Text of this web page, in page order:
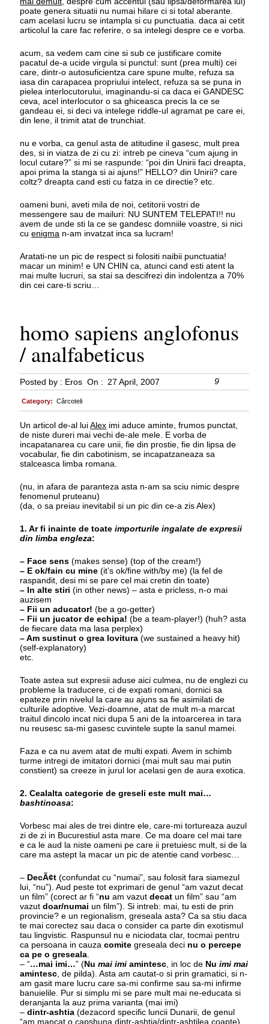
poate genera situatii nu numai hilare ci si total aberante.
cam acelasi lucru se intampla si cu punctuatia. daca ai cetit
articolul la care fac referire, o sa intelegi despre ce e vorba.
acum, sa vedem cam cine si sub ce justificare comite
pacatul de-a ucide virgula si punctul: sunt (prea multi) cei
care, dintr-o autosuficientza care spune multe, refuza sa
iasa din carapacea propriului intelect, refuza sa se puna in
pielea interlocutorului, imaginandu-si ca daca ei GANDESC
ceva, acel interlocutor o sa ghiceasca precis la ce se
gandeau ei, si deci va intelege riddle-ul agramat pe care ei,
din lene, il trimit atat de trunchiat.
nu e vorba, ca genul asta de atitudine il gasesc, mult prea
des, si in viatza de zi cu zi: intreb pe cineva “cum ajung in
locul cutare?” si mi se raspunde: “poi din Unirii faci dreapta,
apoi prima la stanga si ai ajuns!” HELLO? din Unirii? care
coltz? dreapta cand esti cu fatza in ce directie? etc.
oameni buni, aveti mila de noi, cetitorii vostri de
messengere sau de mailuri: NU SUNTEM TELEPATI!! nu
avem de unde sti la ce se gandesc domniile voastre, si nici
cuenigma n-am invatzat inca sa lucram!
Aratati-ne un pic de respect si folositi naibii punctuatia!
macar un minim! e UN CHIN ca, atunci cand esti atent la
mai multe lucruri, sa stai sa descifrezi din indolentza a 70%
din cei care-ti scriu…
homo sapiens anglofonus
/ analfabeticus
Posted by : Eros On : 27 April, 2007 9
Category: Cârcoteli
Un articol de-al luiAlex imi aduce aminte, frumos punctat,
de niste dureri mai vechi de-ale mele. E vorba de
incapatanarea cu care unii, fie din prostie, fie din lipsa de
vocabular, fie din cabotinism, se incapatzaneaza sa
stalceasca limba romana.
(nu, in afara de paranteza asta n-am sa sciu nimic despre
fenomenul pruteanu)
(da, o sa preiau inevitabil si un pic din ce-a zis Alex)
1. Ar fi inainte de toateimporturile ingalate de expresii
din limba engleza:
– Face sens (makes sense) (top of the cream!)
– E ok/fain cu mine (it’s ok/fine with/by me) (la fel de
raspandit, desi mi se pare cel mai cretin din toate)
– In alte stiri (in other news) – asta e pricless, n-o mai
auzisem
– Fii un aducator! (be a go-getter)
– Fii un jucator de echipa! (be a team-player!) (huh? asta
de fiecare data ma lasa perplex)
– Am sustinut o grea lovitura (we sustained a heavy hit)
(self-explanatory)
etc.
Toate astea sut expresii aduse aici culmea, nu de englezi cu
probleme la traducere, ci de expati romani, dornici sa
epateze prin nivelul la care au ajuns sa fie asimilati de
culturile adoptive. Vezi-doamne, atat de mult m-a marcat
traitul dincolo incat nici dupa 5 ani de la intoarcerea in tara
nu reusesc sa-mi gasesc cuvintele supte la sanul mamei.
Faza e ca nu avem atat de multi expati. Avem in schimb
turme intregi de imitatori dornici (mai mult sau mai putin
constient) sa creeze in jurul lor acelasi gen de aura exotica.
2. Cealalta categorie de greseli este mult mai…
bashtinoasa:
Vorbesc mai ales de trei dintre ele, care-mi tortureaza auzul
zi de zi in Bucurestiul asta mare. Ce ma doare cel mai tare
e ca le aud la niste oameni pe care ii pretuiesc mult, si de la
care ma astept la macar un pic de atentie cand vorbesc…
– DecÃ¢t(confundat cu “numai”, sau folosit fara siamezul
lui, “nu”). Aud peste tot exprimari de genul “am vazut decat
un film” (corect ar fi “nu am vazutdecatun film” sau “am
vazutdoar/numai un film”). Si intreb: mai, tu esti de prin
provincie? e un regionalism, greseala asta? Ca sa stiu daca
te mai corectez sau daca o consider ca parte din exotismul
tau lingvistic. Raspunsul nu e niciodata clar, tocmai pentru
ca persoana in cauzacomitegreseala deci nu o percepe
ca pe o greseala.
– “…mai imi…” (Numai imi amintesc, in loc de Nuimi mai
amintesc, de pilda). Asta am cautat-o si prin gramatici, si n-
am gasit mare lucru care sa-mi confirme sau sa-mi infirme
banuielile. Pur si simplu mi se pare mult mai ne-educata si
deranjanta la auz prima varianta (mai imi)
–dintr-ashtia (dezacord specific luncii Dunarii, de genul
“am mancat o capshuna dintr-ashtia/dintr-ashtilea coapte).